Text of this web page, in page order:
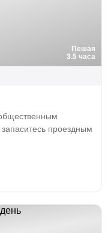
Пешая
3.5 часа
проездным